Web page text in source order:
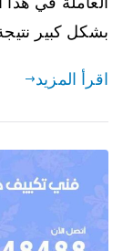
بشكل كبير
اقرأ المزيد